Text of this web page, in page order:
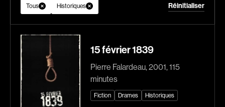
About us
Explorer par
Genres
Action
Amateurs
Tous Historiques Réinitialiser
15 février 1839
Pierre Falardeau, 2001, 115
minutes
Fiction Drames Historiques